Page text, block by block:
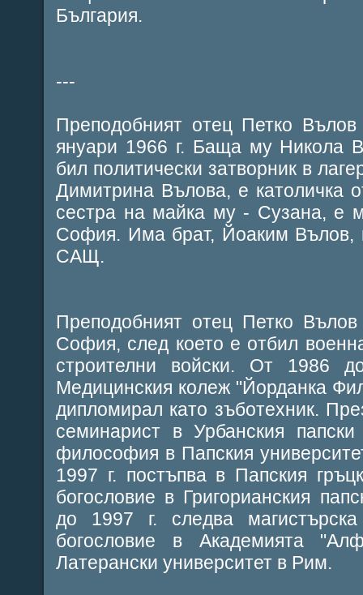
България.
---
Преподобният отец Петко
януари 1966 г. Баща му Никола
бил политически затворник в
Димитрина Вълова, е католичка
сестра на майка му - Сузана, е
София. Има брат, Йоаким Вълов,
САЩ.
Преподобният отец Петко
София, след което е отбил
строителни войски. От 1986
Медицинския колеж "Йорданка
дипломирал като зъботехник.
семинарист в Урбанския
философия в Папския
1997 г. постъпва в Папския
богословие в Григорианския
до 1997 г. следва
богословие в Академията
Латерански университет в Рим.